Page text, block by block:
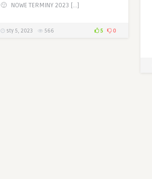
🙂 NOWE TERMINY 2023 […]
sty 5, 2023 566 5 0